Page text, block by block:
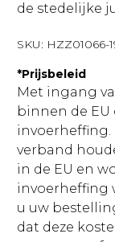
de stedelijke
SKU: HZZ01066-
*Prijsbeleid
Met ingang
binnen de
verband
in de EU en
invoerheffing
u uw
dat deze